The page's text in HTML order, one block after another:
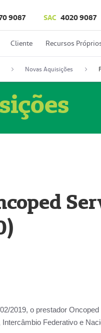
9087 SAC 4020 9087
Cliente Recursos
Novas Aquisições
2019, o prestador
Intercâmbio Federativo e